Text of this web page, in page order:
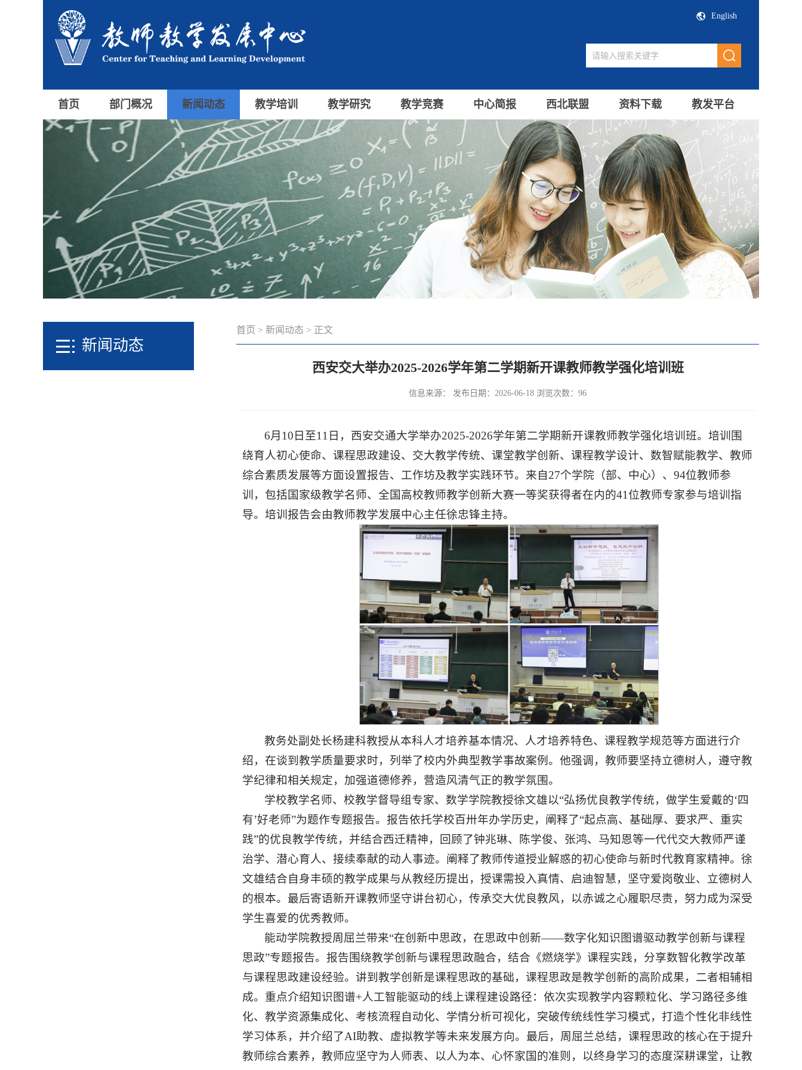
English
首页 部门概况 新闻动态 教学培训 教学研究 教学竞赛 中心简报 西北联盟 资料下载 教发平台
新闻动态
首页 > 新闻动态 > 正文
西安交大举办2025-2026学年第二学期新开课教师教学强化培训班
信息来源： 发布日期：2026-06-18 浏览次数： 96
6月10日至11日，西安交通大学举办2025-2026学年第二学期新开课教师教学强化培训班。培训围
绕育人初心使命、课程思政建设、交大教学传统、课堂教学创新、课程教学设计、数智赋能教学、教师
综合素质发展等方面设置报告、工作坊及教学实践环节。来自27个学院（部、中心）、94位教师参
训，包括国家级教学名师、全国高校教师教学创新大赛一等奖获得者在内的41位教师专家参与培训指
导。培训报告会由教师教学发展中心主任徐忠锋主持。
教务处副处长杨建科教授从本科人才培养基本情况、人才培养特色、课程教学规范等方面进行介
绍，在谈到教学质量要求时，列举了校内外典型教学事故案例。他强调，教师要坚持立德树人，遵守教
学纪律和相关规定，加强道德修养，营造风清气正的教学氛围。
学校教学名师、校教学督导组专家、数学学院教授徐文雄以“弘扬优良教学传统，做学生爱戴的‘四
有’好老师”为题作专题报告。报告依托学校百卅年办学历史，阐释了“起点高、基础厚、要求严、重实
践”的优良教学传统，并结合西迁精神，回顾了钟兆琳、陈学俊、张鸿、马知恩等一代代交大教师严谨
治学、潜心育人、接续奉献的动人事迹。阐释了教师传道授业解惑的初心使命与新时代教育家精神。徐
文雄结合自身丰硕的教学成果与从教经历提出，授课需投入真情、启迪智慧，坚守爱岗敬业、立德树人
的根本。最后寄语新开课教师坚守讲台初心，传承交大优良教风，以赤诚之心履职尽责，努力成为深受
学生喜爱的优秀教师。
能动学院教授周屈兰带来“在创新中思政，在思政中创新——数字化知识图谱驱动教学创新与课程
思政”专题报告。报告围绕教学创新与课程思政融合，结合《燃烧学》课程实践，分享数智化教学改革
与课程思政建设经验。讲到教学创新是课程思政的基础，课程思政是教学创新的高阶成果，二者相辅相
成。重点介绍知识图谱+人工智能驱动的线上课程建设路径：依次实现教学内容颗粒化、学习路径多维
化、教学资源集成化、考核流程自动化、学情分析可视化，突破传统线性学习模式，打造个性化非线性
学习体系，并介绍了AI助教、虚拟教学等未来发展方向。最后，周屈兰总结，课程思政的核心在于提升
教师综合素养，教师应坚守为人师表、以人为本、心怀家国的准则，以终身学习的态度深耕课堂，让教